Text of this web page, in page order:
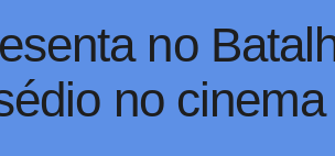
no
no cinema